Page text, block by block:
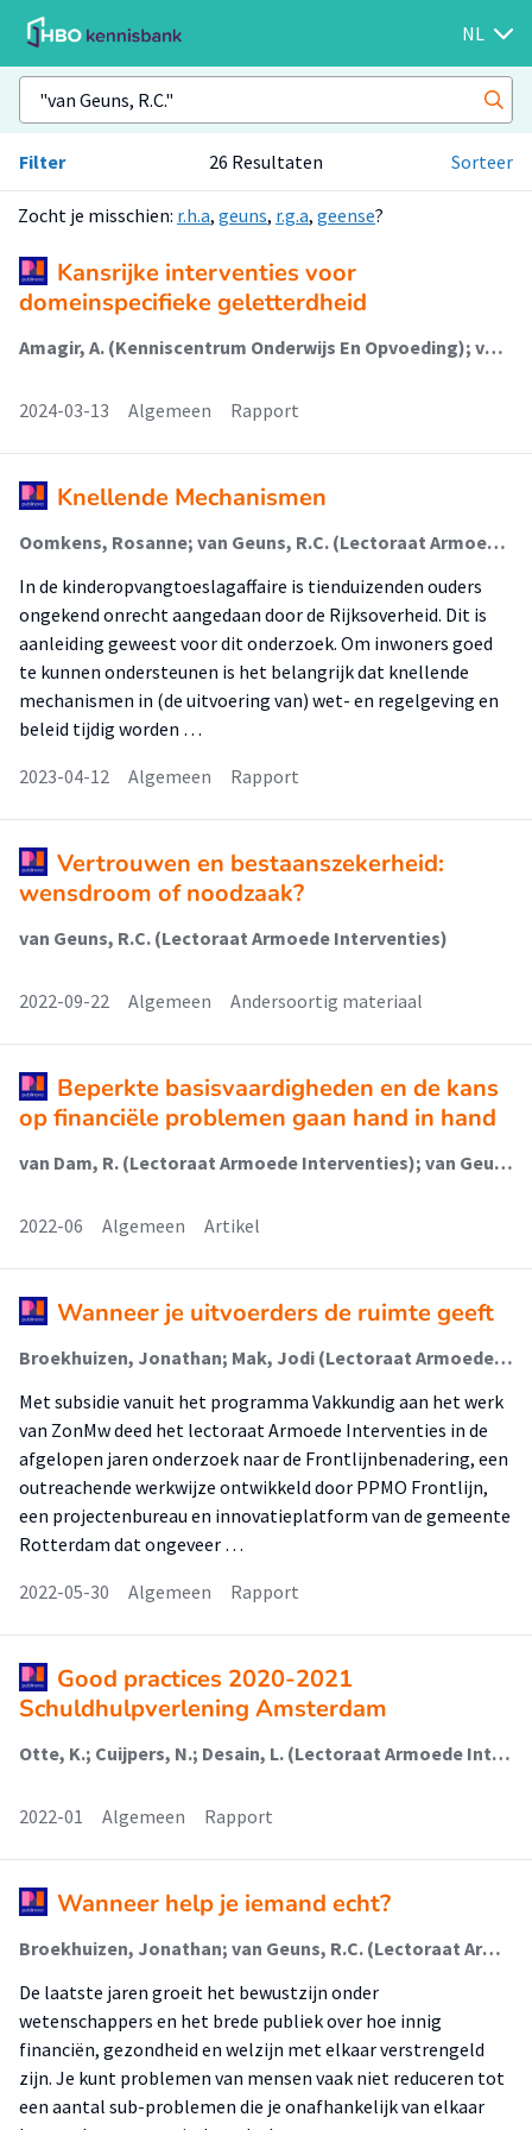
NL
Filter 26 Resultaten Sorteer
Zocht je misschien: r.h.a, geuns, r.g.a, geense?
Kansrijke interventies voor
domeinspecifieke geletterdheid
Amagir, A. (Kenniscentrum Onderwijs En Opvoeding); van den Brink, M.; Custers, A.L. (Lectoraat Armoede Interventies); van Geuns, R.C. (Lectoraat Armoede Interventies); Halewijn, E.; Kruithof, M.J. (Lectoraat Armoede Interventies); van Steensel, R.; van der Voorn, M.
2024-03-13 Algemeen Rapport
Knellende Mechanismen
Oomkens, Rosanne; van Geuns, R.C. (Lectoraat Armoede Interventies); Jungmann, Nadja; van der Schors, Anna; Muda, Jessica; van der Meulen, Barbera; Schiffelers, Marie-Jeanne; Kuiper, Marlot
In de kinderopvangtoeslagaffaire is tienduizenden ouders
ongekend onrecht aangedaan door de Rijksoverheid. Dit is
aanleiding geweest voor dit onderzoek. Om inwoners goed
te kunnen ondersteunen is het belangrijk dat knellende
mechanismen in (de uitvoering van) wet- en regelgeving en
beleid tijdig worden …
2023-04-12
Algemeen Rapport
Vertrouwen en bestaanszekerheid:
wensdroom of noodzaak?
van Geuns, R.C. (Lectoraat Armoede Interventies)
2022-09-22 Algemeen Andersoortig materiaal
Beperkte basisvaardigheden en de kans
op financiële problemen gaan hand in hand
van Dam, R. (Lectoraat Armoede Interventies); van Geuns, R.C. (Lectoraat Armoede Interventies)
2022-06 Algemeen Artikel
Wanneer je uitvoerders de ruimte geeft
Broekhuizen, Jonathan; Mak, Jodi (Lectoraat Armoede Interventies); van Geuns, R.C. (Lectoraat Armoede Interventies)
Met subsidie vanuit het programma Vakkundig aan het werk
van ZonMw deed het lectoraat Armoede Interventies in de
afgelopen jaren onderzoek naar de Frontlijnbenadering, een
outreachende werkwijze ontwikkeld door PPMO Frontlijn,
een projectenbureau en innovatieplatform van de gemeente
Rotterdam dat ongeveer …
2022-05-30
Algemeen Rapport
Good practices 2020-2021
Schuldhulpverlening Amsterdam
Otte, K.; Cuijpers, N.; Desain, L. (Lectoraat Armoede Interventies); Kruithof, M.J. (Lectoraat Armoede Interventies); van Geuns, R.C. (Lectoraat Armoede Interventies)
2022-01 Algemeen Rapport
Wanneer help je iemand echt?
Broekhuizen, Jonathan; van Geuns, R.C. (Lectoraat Armoede Interventies)
De laatste jaren groeit het bewustzijn onder
wetenschappers en het brede publiek over hoe innig
financiën, gezondheid en welzijn met elkaar verstrengeld
zijn. Je kunt problemen van mensen vaak niet reduceren tot
een aantal sub-problemen die je onafhankelijk van elkaar